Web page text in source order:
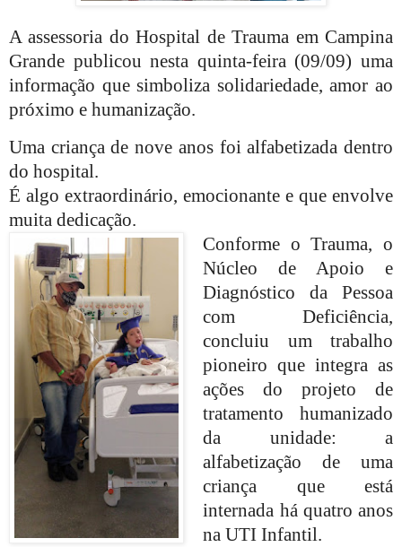
A assessoria do Hospital de Trauma em Campina
Grande publicou nesta quinta-feira (09/09) uma
informação que simboliza solidariedade, amor ao
próximo e humanização.
Uma criança de nove anos foi alfabetizada dentro
do hospital.
É algo extraordinário, emocionante e que envolve
muita dedicação.
Conforme o Trauma, o
Núcleo de Apoio e
Diagnóstico da Pessoa
com Deficiência,
concluiu um trabalho
pioneiro que integra as
ações do projeto de
tratamento humanizado
da unidade: a
alfabetização de uma
criança que está
internada há quatro anos
na UTI Infantil.